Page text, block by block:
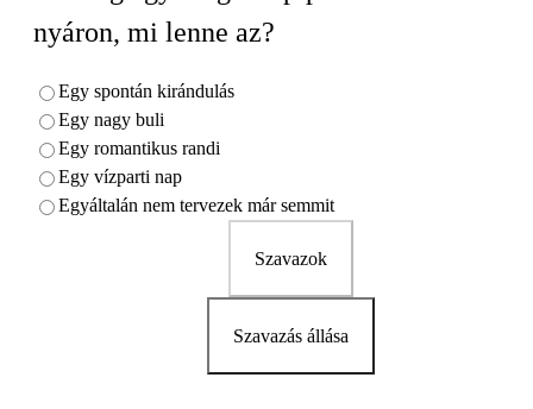
nyáron, mi lenne az?
Egy spontán kirándulás
Egy nagy buli
Egy romantikus randi
Egy vízparti nap
Egyáltalán nem tervezek már semmit
Szavazok
Szavazás állása